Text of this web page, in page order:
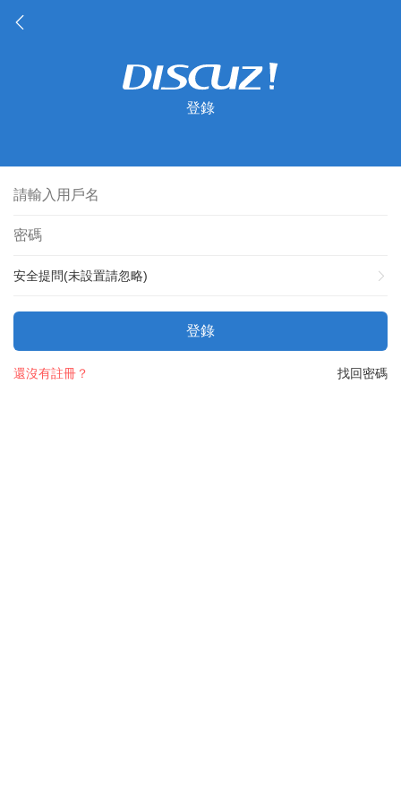
登錄
安全提問(未設置請忽略)
登錄
找回密碼
還沒有註冊？